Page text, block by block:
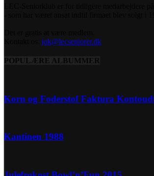
jok@lecseniorer.dk
POPULÆRE ALBUMMER
Korn og Foderstof Faktura
Kantinen 1988